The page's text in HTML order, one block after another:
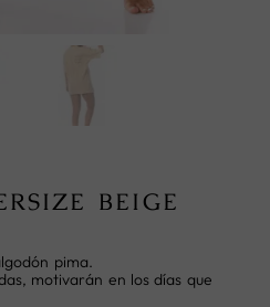
BEIGE
pima.
motivarán en los días que